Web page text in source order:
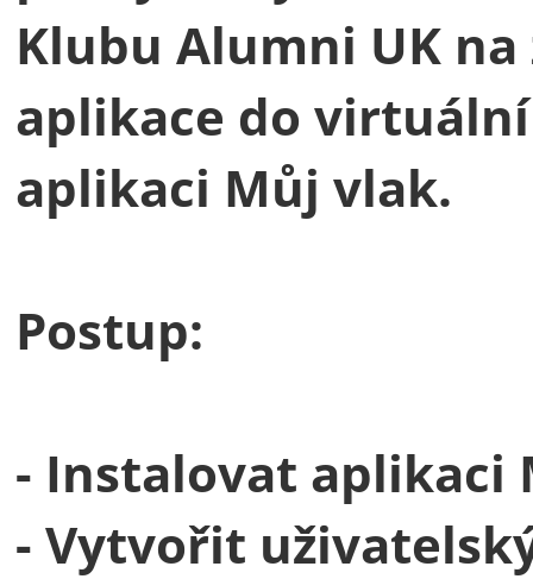
Klubu Alumni UK
aplikace do
aplikaci Můj vlak.
Postup:
- Instalovat aplikaci
- Vytvořit